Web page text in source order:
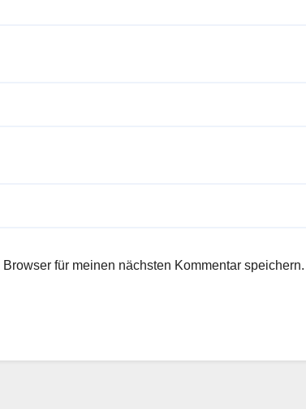
für meinen nächsten Kommentar speichern.